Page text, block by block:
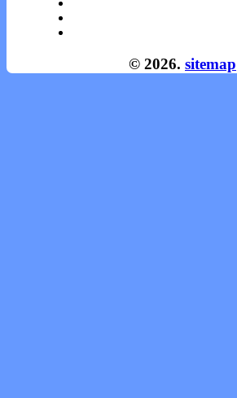
© 2026. sitemap